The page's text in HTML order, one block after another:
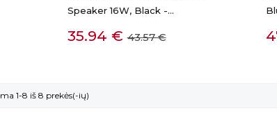
Speaker 16W, Black -...
Kaina
35.94 € Bazinė
43.57 €
1-8 iš 8 prekės(-ių)